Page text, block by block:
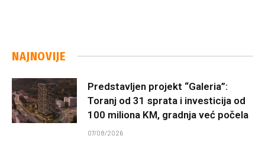
NAJNOVIJE
Predstavljen projekt “Galeria”:
Toranj od 31 sprata i investicija od
100 miliona KM, gradnja već počela
07/08/2026